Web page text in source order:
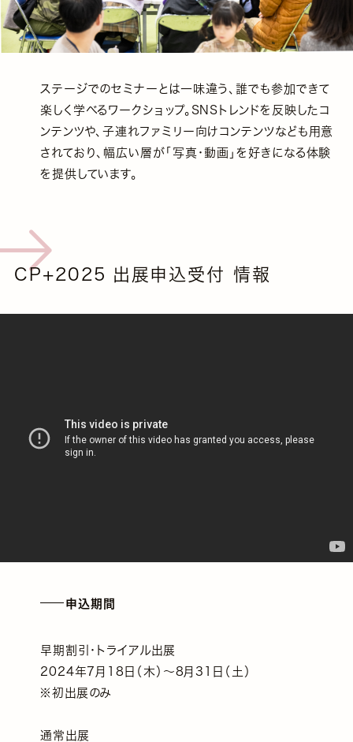
ステージでのセミナーとは一味違う、誰でも参加できて
楽しく学べるワークショップ。SNSトレンドを反映したコ
ンテンツや、子連れファミリー向けコンテンツなども用意
されており、幅広い層が「写真・動画」を好きになる体験
を提供しています。
CP+2025 出展申込受付 情報
申込期間
早期割引・トライアル出展
2024年7月18日（木）〜8月31日（土）
※初出展のみ
通常出展